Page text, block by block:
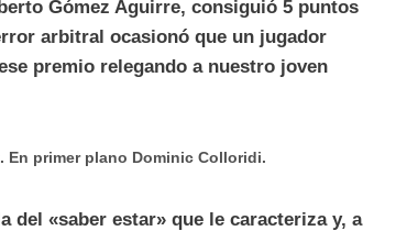
Gómez Aguirre, consiguió 5 puntos
arbitral ocasionó que un jugador
premio relegando a nuestro joven
En primer plano Dominic Colloridi.
«saber estar» que le caracteriza y, a